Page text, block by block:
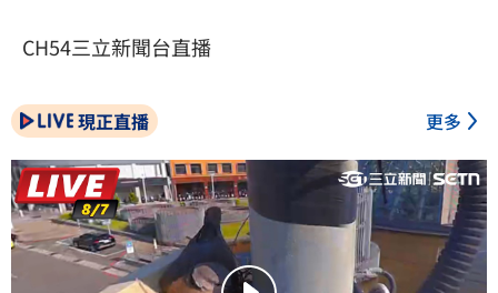
CH54三立新聞台直播
現正直播 更多